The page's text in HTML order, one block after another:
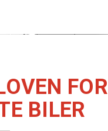
FOR
BILER